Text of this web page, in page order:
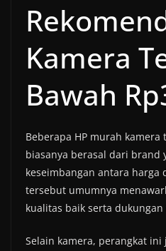
Kamera
Bawah
Beberapa HP murah
biasanya berasal dari brand
keseimbangan antara
tersebut umumnya
kualitas baik serta
Selain kamera, perangkat